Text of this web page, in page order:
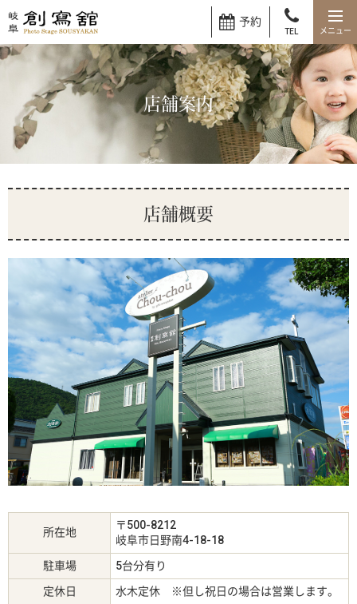
予約
TEL
店舗案内
店舗概要
所在地
〒500-8212
岐阜市日野南4-18-18
駐車場
5台分有り
定休日
水木定休 ※但し祝日の場合は営業します。